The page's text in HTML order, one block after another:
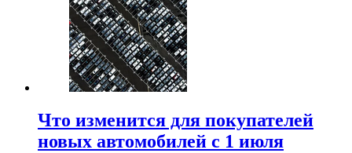
Что изменится для покупателей
новых автомобилей с 1 июля